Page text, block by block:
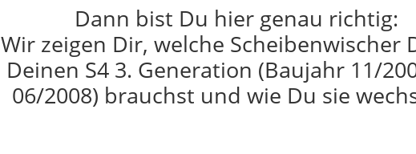
Dann bist Du hier genau richtig:
Wir zeigen Dir, welche Scheibenwischer
Deinen S4 3. Generation (Baujahr 11/
06/2008) brauchst und wie Du sie